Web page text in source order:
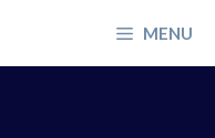
MENU